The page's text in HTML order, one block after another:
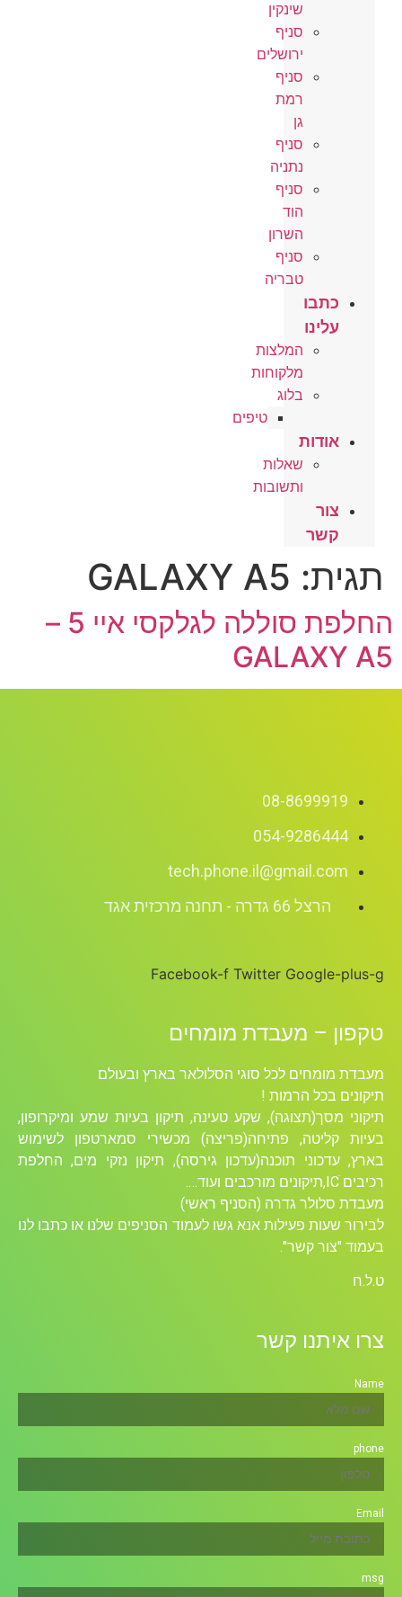
שינקין
סניף
ירושלים
סניף
רמת
גן
סניף
נתניה
סניף
הוד
השרון
סניף
טבריה
כתבו
עלינו
המלצות
מלקוחות
בלוג
טיפים
אודות
שאלות
ותשובות
צור
קשר
תגית: GALAXY A5
החלפת סוללה לגלקסי איי 5 –
GALAXY A5
08-8699919
054-9286444
tech.phone.il@gmail.com
הרצל 66 גדרה - תחנה מרכזית אגד
Facebook-f Twitter Google-plus-g
טקפון – מעבדת מומחים
מעבדת מומחים לכל סוגי הסלולאר בארץ ובעולם
תיקונים בכל הרמות !
תיקוני מסך(תצוגה), שקע טעינה, תיקון בעיות שמע ומיקרופון,
בעיות קליטה, פתיחה(פריצה) מכשירי סמארטפון לשימוש
בארץ, עדכוני תוכנה(עדכון גירסה), תיקון נזקי מים, החלפת
רכיבים ICׁ,תיקונים מורכבים ועוד….
מעבדת סלולר גדרה (הסניף ראשי)
לבירור שעות פעילות אנא גשו לעמוד הסניפים שלנו או כתבו לנו
בעמוד "צור קשר".
ט.ל.ח
צרו איתנו קשר
Name
phone
Email
msg